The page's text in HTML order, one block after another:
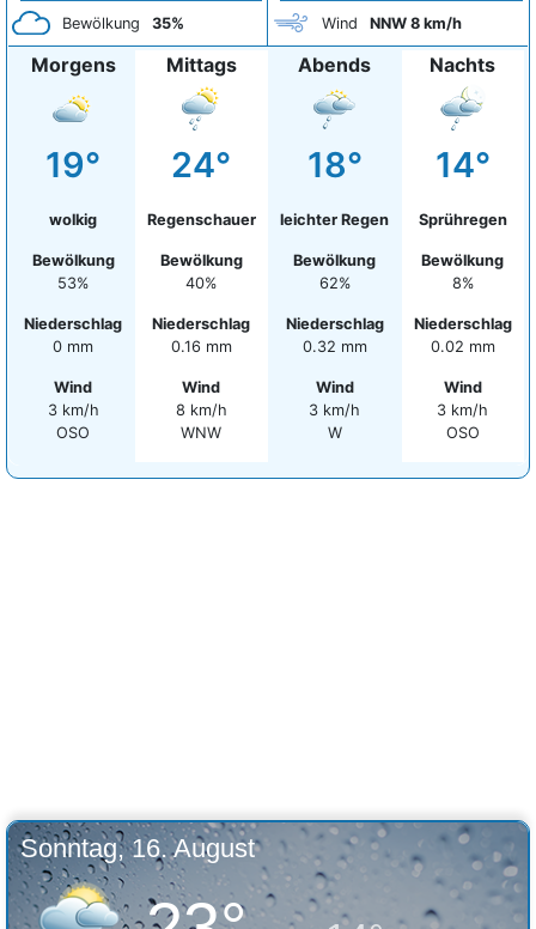
Bewölkung 35% Wind NNW 8 km/h
Morgens
19°
wolkig
Bewölkung
53%
Niederschlag
0 mm
Wind
3 km/h
OSO
Mittags
24°
Regenschauer
Bewölkung
40%
Niederschlag
0.16 mm
Wind
8 km/h
WNW
Abends
18°
leichter Regen
Bewölkung
62%
Niederschlag
0.32 mm
Wind
3 km/h
W
Nachts
14°
Sprühregen
Bewölkung
8%
Niederschlag
0.02 mm
Wind
3 km/h
OSO
Sonntag, 16. August